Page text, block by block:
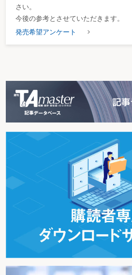
さい。
今後の参考とさせていただきます。
発売希望アンケート